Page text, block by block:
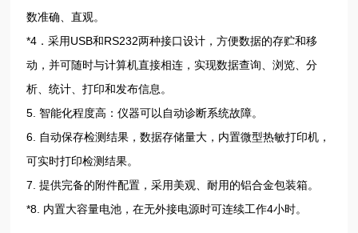
数准确、直观。
*4．采用USB和RS232两种接口设计，方便数据的存贮和移
动，并可随时与计算机直接相连，实现数据查询、浏览、分
析、统计、打印和发布信息。
5. 智能化程度高：仪器可以自动诊断系统故障。
6. 自动保存检测结果，数据存储量大，内置微型热敏打印机，
可实时打印检测结果。
7. 提供完备的附件配置，采用美观、耐用的铝合金包装箱。
*8. 内置大容量电池，在无外接电源时可连续工作4小时。